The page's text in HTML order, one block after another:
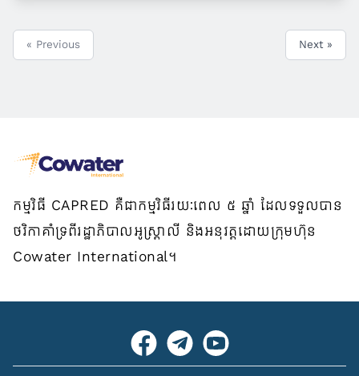
« Previous Next »
កម្មវិធី CAPRED គឺជាកម្មវិធីរយៈពេល ៥ ឆ្នាំ ដែលទទួលបាន
ថវិកាគាំទ្រពីរដ្ឋាភិបាលអូស្ត្រាលី និងអនុវត្តដោយក្រុមហ៊ុន
Cowater International។